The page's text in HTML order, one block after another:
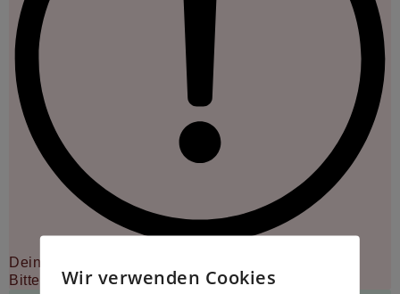
Deine Anmeldung konnte nicht gespeichert werden.
Bitte versuche es erneut.
Wir verwenden Cookies